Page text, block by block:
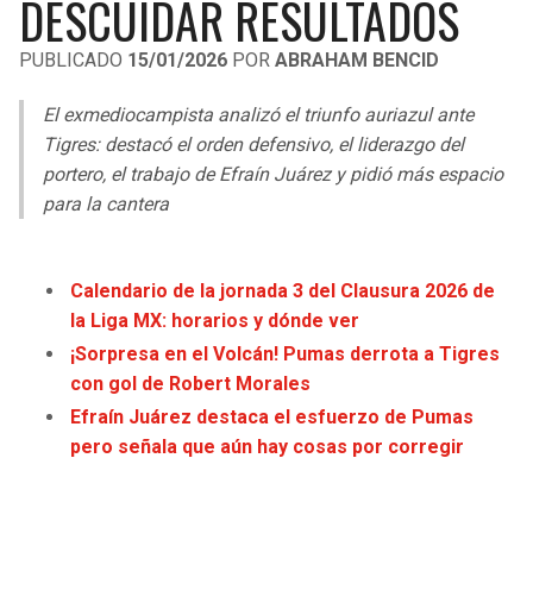
LIGA DE EXPANSIÓN MX
LEAGUES CUP
UEFA EUROPA LEAGUE
UEFA CONFERENCE LEAGUE
MLS
COPA LIBERTADORES
LIGA BETPLAY
RAIDERS
CHARGERS
RAVENS
STEELERS
CAVALIERS
PISTONS
PACERS
HORNETS
DESCUIDAR RESULTADOS
PUBLICADO 15/01/2026 POR ABRAHAM BENCID
El exmediocampista analizó el triunfo auriazul ante
Tigres: destacó el orden defensivo, el liderazgo del
portero, el trabajo de Efraín Juárez y pidió más espacio
para la cantera
Calendario de la jornada 3 del Clausura 2026 de
la Liga MX: horarios y dónde ver
¡Sorpresa en el Volcán! Pumas derrota a Tigres
con gol de Robert Morales
Efraín Juárez destaca el esfuerzo de Pumas
pero señala que aún hay cosas por corregir